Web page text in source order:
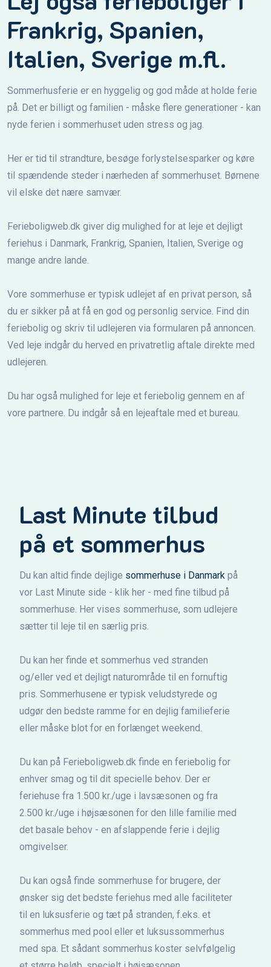
Frankrig, Spanien,
Italien, Sverige m.fl.
Sommerhusferie er en hyggelig og god måde at holde ferie
på. Det er billigt og familien - måske flere generationer - kan
nyde ferien i sommerhuset uden stress og jag.
Her er tid til strandture, besøge forlystelsesparker og køre
til spændende steder i nærheden af sommerhuset. Børnene
vil elske det nære samvær.
Ferieboligweb.dk giver dig mulighed for at leje et dejligt
feriehus i Danmark, Frankrig, Spanien, Italien, Sverige og
mange andre lande.
Vore sommerhuse er typisk udlejet af en privat person, så
du er sikker på at få en god og personlig service. Find din
feriebolig og skriv til udlejeren via formularen på annoncen.
Ved leje indgår du herved en privatretlig aftale direkte med
udlejeren.
Du har også mulighed for leje et feriebolig gennem en af
vore partnere. Du indgår så en lejeaftale med et bureau.
Last Minute tilbud
på et sommerhus
Du kan altid finde dejlige sommerhuse i Danmark på
vor Last Minute side - klik her - med fine tilbud på
sommerhuse. Her vises sommerhuse, som udlejere
sætter til leje til en særlig pris.
Du kan her finde et sommerhus ved stranden
og/eller ved et dejligt naturområde til en fornuftig
pris. Sommerhusene er typisk veludstyrede og
udgør den bedste ramme for en dejlig familieferie
eller måske blot for en forlænget weekend.
Du kan på Ferieboligweb.dk finde en feriebolig for
enhver smag og til dit specielle behov. Der er
feriehuse fra 1.500 kr./uge i lavsæsonen og fra
2.500 kr./uge i højsæsonen for den lille familie med
det basale behov - en afslappende ferie i dejlig
omgivelser.
Du kan også finde sommerhuse for brugere, der
ønsker sig det bedste feriehus med alle faciliteter
til en luksusferie og tæt på stranden, f.eks. et
sommerhus med pool eller et luksussommerhus
med spa. Et sådant sommerhus koster selvfølgelig